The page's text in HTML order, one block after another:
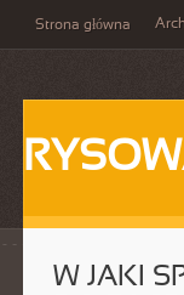
Strona główna
W JAKI